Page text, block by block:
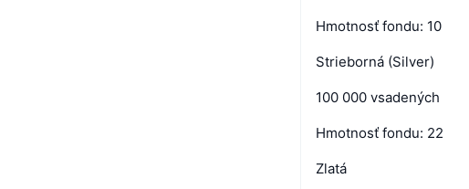
Hmotnosť fondu: 10
Strieborná (Silver)
100 000 vsadených
Hmotnosť fondu: 22
Zlatá